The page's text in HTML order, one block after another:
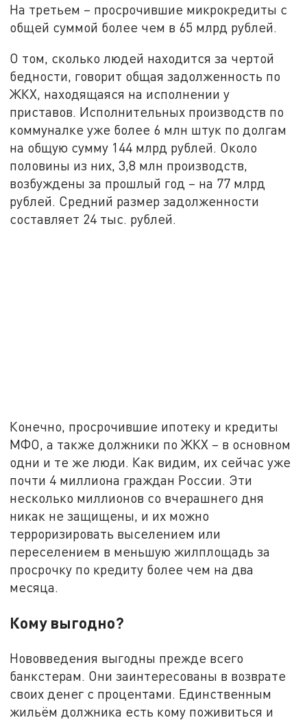
На третьем – просрочившие микрокредиты с
общей суммой более чем в 65 млрд рублей.
О том, сколько людей находится за чертой
бедности, говорит общая задолженность по
ЖКХ, находящаяся на исполнении у
приставов. Исполнительных производств по
коммуналке уже более 6 млн штук по долгам
на общую сумму 144 млрд рублей. Около
половины из них, 3,8 млн производств,
возбуждены за прошлый год – на 77 млрд
рублей. Средний размер задолженности
составляет 24 тыс. рублей.
Конечно, просрочившие ипотеку и кредиты
МФО, а также должники по ЖКХ – в основном
одни и те же люди. Как видим, их сейчас уже
почти 4 миллиона граждан России. Эти
несколько миллионов со вчерашнего дня
никак не защищены, и их можно
терроризировать выселением или
переселением в меньшую жилплощадь за
просрочку по кредиту более чем на два
месяца.
Кому выгодно?
Нововведения выгодны прежде всего
банкстерам. Они заинтересованы в возврате
своих денег с процентами. Единственным
жильём должника есть кому поживиться и